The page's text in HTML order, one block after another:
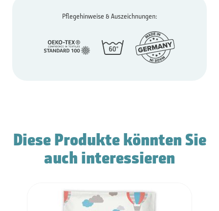
Pflegehinweise & Auszeichnungen:
Diese Produkte könnten Sie
auch interessieren